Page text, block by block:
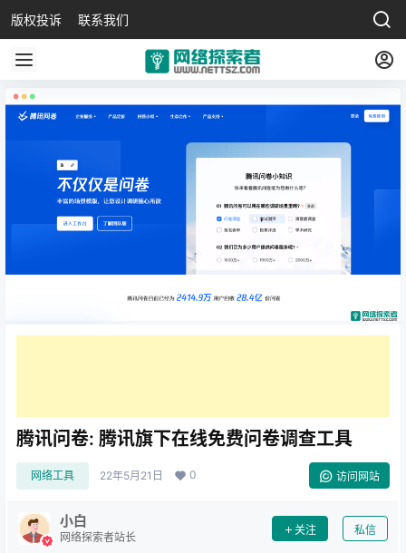
版权投诉 联系我们
腾讯问卷: 腾讯旗下在线免费问卷调查工具
网络工具 22年5月21日 0 访问网站
小白
网络探索者站长
关注 私信